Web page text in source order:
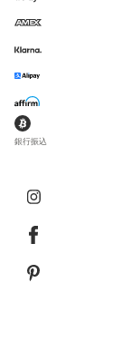
銀行振込